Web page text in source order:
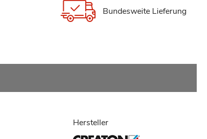
Bundesweite Lieferung
Hersteller